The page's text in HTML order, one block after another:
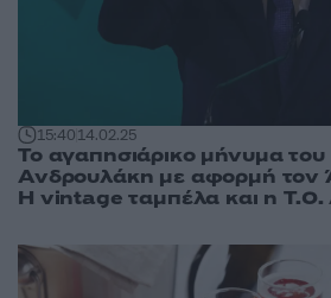
15:4014.02.25
Το αγαπησιάρικο μήνυμα του
Ανδρουλάκη με αφορμή τον
Η vintage ταμπέλα και η